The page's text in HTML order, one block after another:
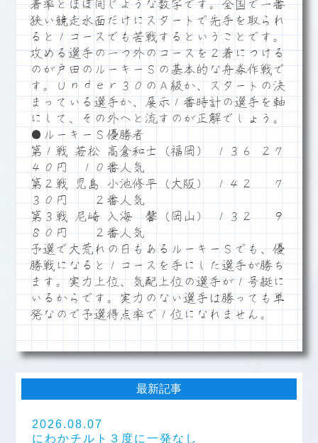
着率とほぼ同じような数字です。全国で一番
狭い競走水面だけにスタートで先手を取られ
ると１コースでも苦戦するということです。
攻める選手の一つ外のコースを２着につける
のが戸田のルーキーＳの基本的な舟券作戦で
す。Ｕｎｄｅｒ３０のＡ級か、スタートの決
まっている選手か、展示１番時計の選手を軸
にして、その外へと流すのが正解でしょう。
●ルーキーＳ優勝者
第１戦 若松 高倉和士（福岡） １３６ ２７
４０円 １０番人気
第２戦 児島 小池修平（大阪） １４２ ７
３０円 ２番人気
第３戦 尼崎 入海 馨（岡山） １３２ ９
８０円 ２番人気
予選で大荒れの日もあるルーキーＳでも、優
勝戦になると１コースを手にした選手が勝ち
ます。実力上位、気配上位の選手が１号艇に
いるからです。実力のない選手は勝っても単
発なので予選得点率で１位になれません。
最新記事
2026.08.07
にわかチルト３度に一発なし